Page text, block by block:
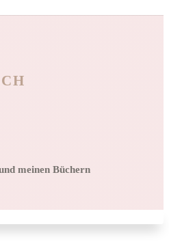
meinen Büchern